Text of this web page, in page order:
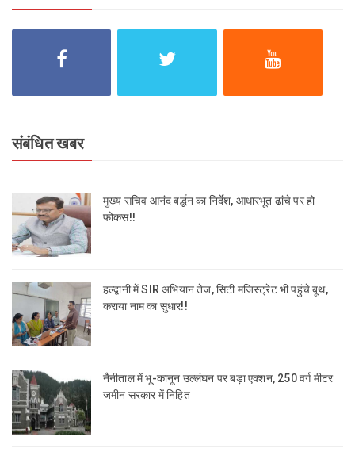
संबंधित खबर
मुख्य सचिव आनंद बर्द्धन का निर्देश, आधारभूत ढांचे पर हो
फोकस!!
हल्द्वानी में SIR अभियान तेज, सिटी मजिस्ट्रेट भी पहुंचे बूथ,
कराया नाम का सुधार!!
नैनीताल में भू-कानून उल्लंघन पर बड़ा एक्शन, 250 वर्ग मीटर
जमीन सरकार में निहित